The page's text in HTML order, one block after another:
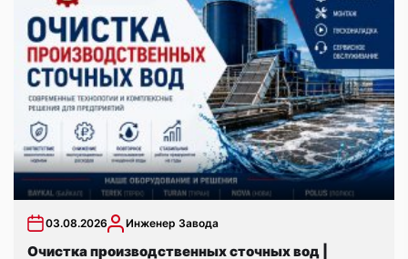
03.08.2026 Инженер Завода
Очистка производственных сточных вод |